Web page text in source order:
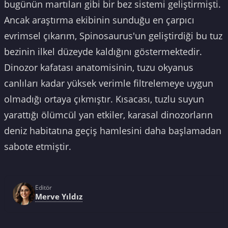
bugünün martıları gibi bir bez sistemi geliştirmişti.
Ancak araştırma ekibinin sunduğu en çarpıcı
evrimsel çıkarım, Spinosaurus'un geliştirdiği bu tuz
bezinin ilkel düzeyde kaldığını göstermektedir.
Dinozor kafatası anatomisinin, tuzu okyanus
canlıları kadar yüksek verimle filtrelemeye uygun
olmadığı ortaya çıkmıştır. Kısacası, tuzlu suyun
yarattığı ölümcül yan etkiler, karasal dinozorların
deniz habitatına geçiş hamlesini daha başlamadan
sabote etmiştir.
Editör
Merve Yıldız